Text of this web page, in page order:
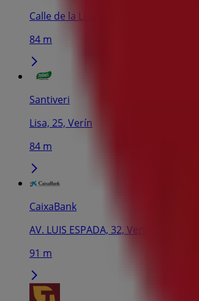
Calle de la Lisa 27, Verín
84 m
Santiveri
Lisa, 25, Verín
84 m
CaixaBank
AV. LUIS ESPADA, 32, Verín
91 m